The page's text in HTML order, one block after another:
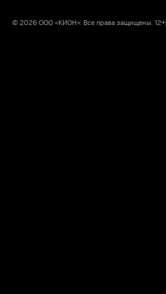
© 2026 ООО «КИОН». Все права защищены. 12+